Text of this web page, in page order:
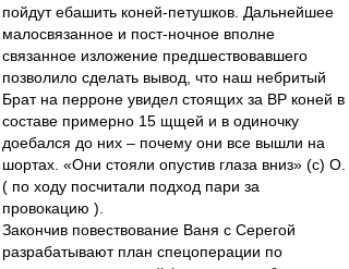
пойдут ебашить коней-петушков. Дальнейшее
малосвязанное и пост-ночное вполне
связанное изложение предшествовавшего
позволило сделать вывод, что наш небритый
Брат на перроне увидел стоящих за ВР коней в
составе примерно 15 щщей и в одиночку
доебался до них – почему они все вышли на
шортах. «Они стояли опустив глаза вниз» (с) О.
( по ходу посчитали подход пари за
провокацию ).
Закончив повествование Ваня с Серегой
разрабатывают план спецоперации по